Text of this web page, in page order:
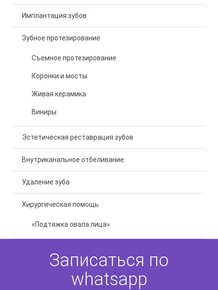
Имплантация зубов
Зубное протезирование
Съемное протезирование
Коронки и мосты
Живая керамика
Виниры
Эстетическая реставрация зубов
Внутриканальное отбеливание
Удаление зуба
Хирургическая помощь
«Подтяжка овала лица»
Записаться по
whatsapp